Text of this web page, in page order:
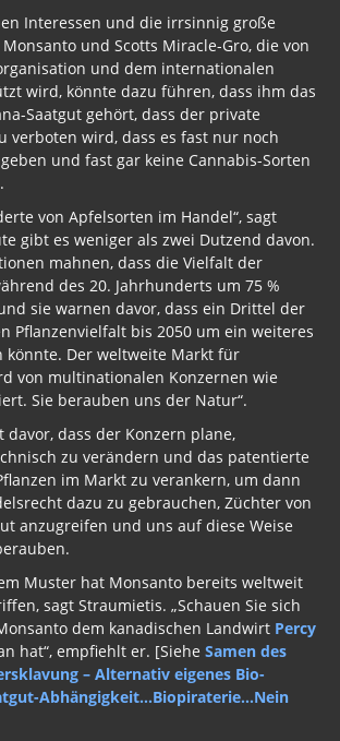
Interessen und die irrsinnig große
und Scotts Miracle-Gro, die von
und dem internationalen
wird, könnte dazu führen, dass ihm das
Saatgut gehört, dass der private
verboten wird, dass es fast nur noch
und fast gar keine Cannabis-Sorten
von Apfelsorten im Handel“, sagt
gibt es weniger als zwei Dutzend davon.
mahnen, dass die Vielfalt der
des 20. Jahrhunderts um 75 %
sie warnen davor, dass ein Drittel der
Pflanzenvielfalt bis 2050 um ein weiteres
könnte. Der weltweite Markt für
von multinationalen Konzernen wie
Sie berauben uns der Natur“.
dass der Konzern plane,
zu verändern und das patentierte
im Markt zu verankern, um dann
dazu zu gebrauchen, Züchter von
anzugreifen und uns auf diese Weise
Muster hat Monsanto bereits weltweit
sagt Straumietis. „Schauen Sie sich
dem kanadischen Landwirt Percy
hat“, empfiehlt er. [Siehe Samen des
– Alternativ eigenes Bio-
Abhängigkeit…Biopiraterie…Nein